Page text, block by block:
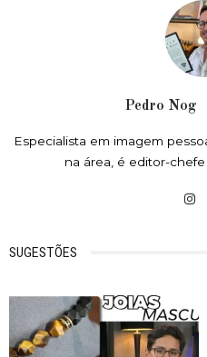
Pedro Nog
Especialista em imagem
na área, é editor-
SUGESTÕES